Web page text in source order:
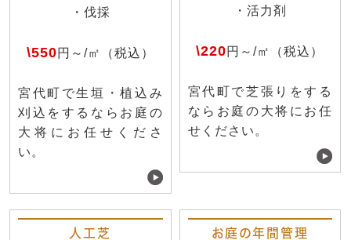
・伐採
\550円～/㎡（税込）
宮代町で生垣・植込み
刈込をするならお庭の
大将にお任せくださ
い。
・活力剤
\220円～/㎡（税込）
宮代町で芝張りをする
ならお庭の大将にお任
せください。
人工芝 お庭の年間管理